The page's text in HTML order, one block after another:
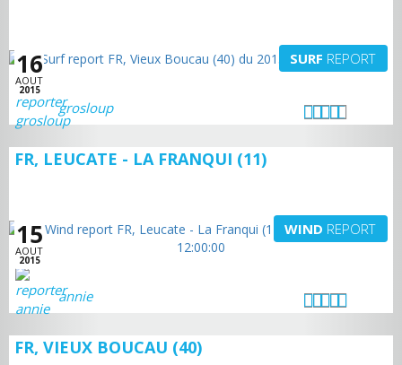
16
AOUT
2015
SURF REPORT
grosloup
FR, LEUCATE - LA FRANQUI (11)
15
AOUT
2015
WIND REPORT
annie
FR, VIEUX BOUCAU (40)